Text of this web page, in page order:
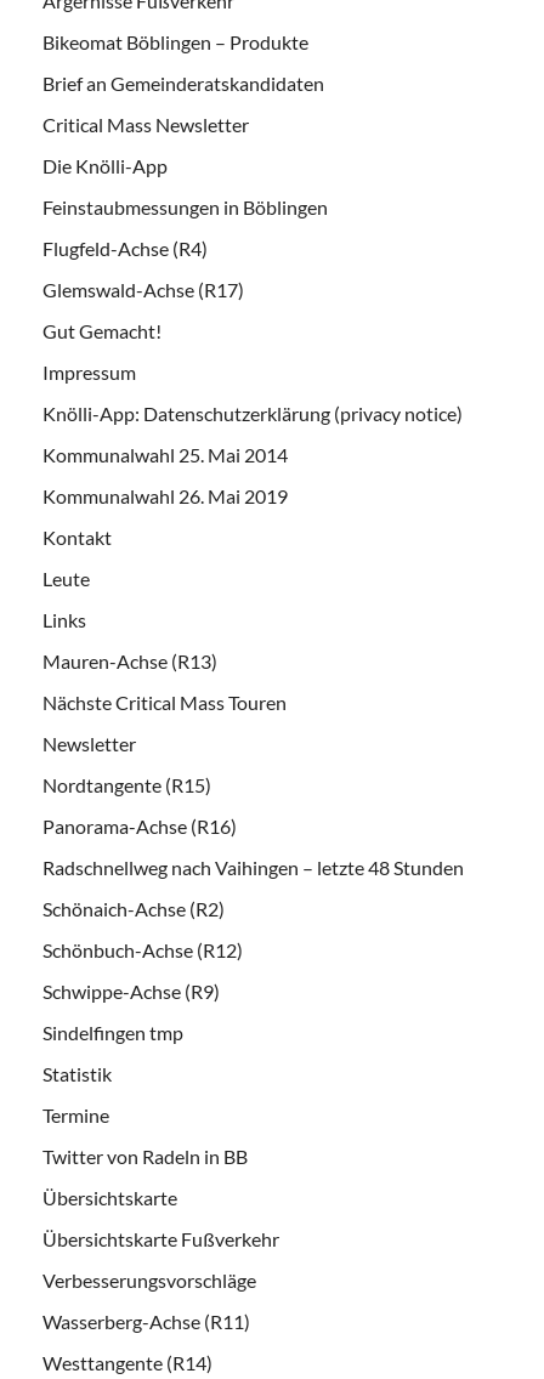
Bikeomat Böblingen – Produkte
Brief an Gemeinderatskandidaten
Critical Mass Newsletter
Die Knölli-App
Feinstaubmessungen in Böblingen
Flugfeld-Achse (R4)
Glemswald-Achse (R17)
Gut Gemacht!
Impressum
Knölli-App: Datenschutzerklärung (privacy notice)
Kommunalwahl 25. Mai 2014
Kommunalwahl 26. Mai 2019
Kontakt
Leute
Links
Mauren-Achse (R13)
Nächste Critical Mass Touren
Newsletter
Nordtangente (R15)
Panorama-Achse (R16)
Radschnellweg nach Vaihingen – letzte 48 Stunden
Schönaich-Achse (R2)
Schönbuch-Achse (R12)
Schwippe-Achse (R9)
Sindelfingen tmp
Statistik
Termine
Twitter von Radeln in BB
Übersichtskarte
Übersichtskarte Fußverkehr
Verbesserungsvorschläge
Wasserberg-Achse (R11)
Westtangente (R14)